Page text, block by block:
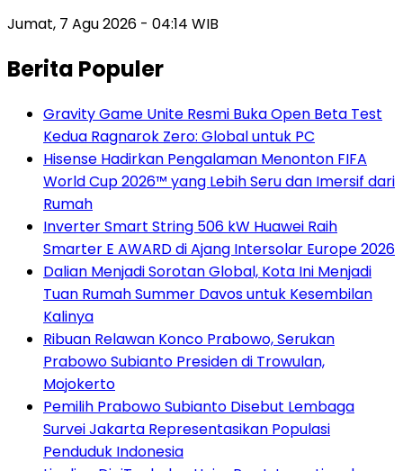
Jumat, 7 Agu 2026 - 04:14 WIB
Berita Populer
Gravity Game Unite Resmi Buka Open Beta Test
Kedua Ragnarok Zero: Global untuk PC
Hisense Hadirkan Pengalaman Menonton FIFA
World Cup 2026™ yang Lebih Seru dan Imersif dari
Rumah
Inverter Smart String 506 kW Huawei Raih
Smarter E AWARD di Ajang Intersolar Europe 2026
Dalian Menjadi Sorotan Global, Kota Ini Menjadi
Tuan Rumah Summer Davos untuk Kesembilan
Kalinya
Ribuan Relawan Konco Prabowo, Serukan
Prabowo Subianto Presiden di Trowulan,
Mojokerto
Pemilih Prabowo Subianto Disebut Lembaga
Survei Jakarta Representasikan Populasi
Penduduk Indonesia